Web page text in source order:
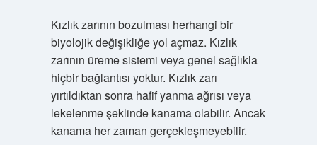
Kızlık zarının bozulması herhangi bir
biyolojik değişikliğe yol açmaz. Kızlık
zarının üreme sistemi veya genel sağlıkla
hiçbir bağlantısı yoktur. Kızlık zarı
yırtıldıktan sonra hafif yanma ağrısı veya
lekelenme şeklinde kanama olabilir. Ancak
kanama her zaman gerçekleşmeyebilir.